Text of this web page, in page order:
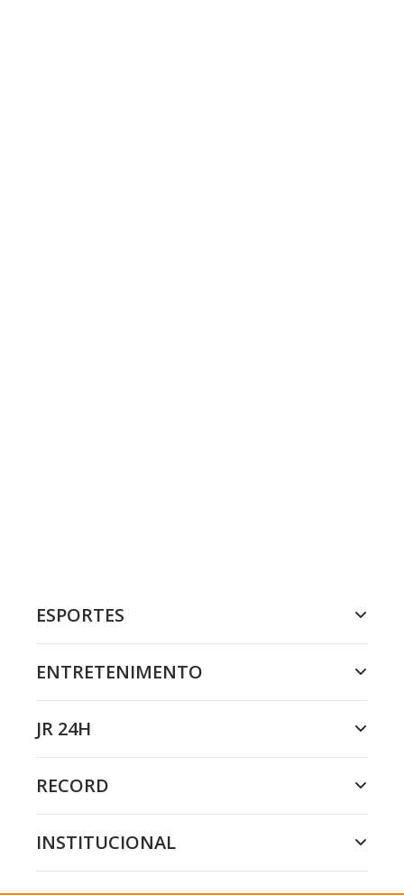
ESPORTES
ENTRETENIMENTO
JR 24H
RECORD
INSTITUCIONAL